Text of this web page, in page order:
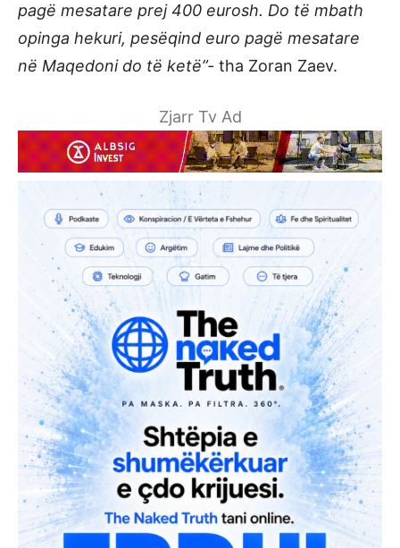
pagë mesatare prej 400 eurosh. Do të mbath
opinga hekuri, pesëqind euro pagë mesatare
në Maqedoni do të ketë”- tha Zoran Zaev.
Zjarr Tv Ad